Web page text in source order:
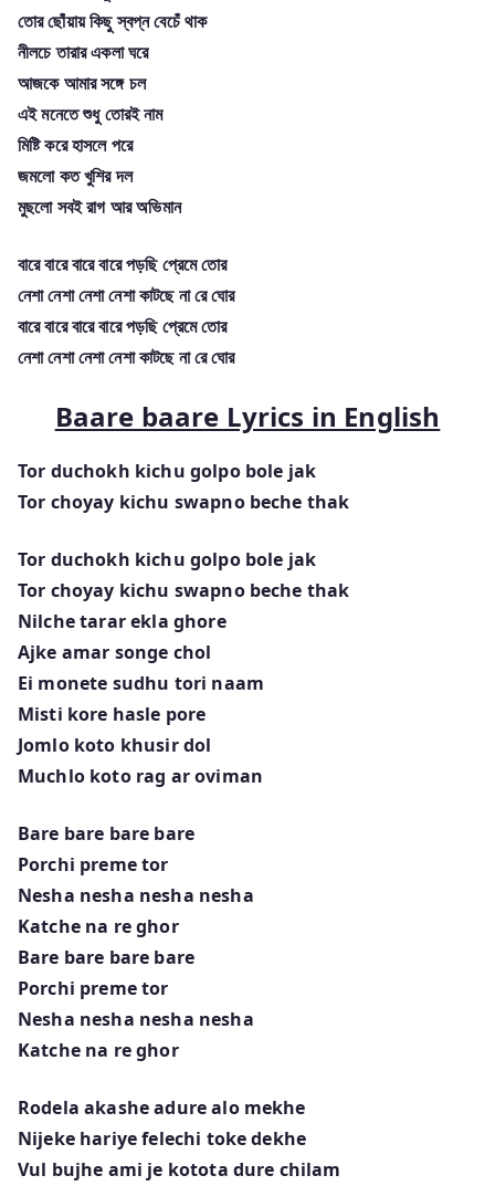
তোর ছোঁয়ায় কিছু স্বপ্ন বেচেঁ থাক
নীলচে তারার একলা ঘরে
আজকে আমার সঙ্গে চল
এই মনেতে শুধু তোরই নাম
মিষ্টি করে হাসলে পরে
জমলো কত খুশির দল
মুছলো সবই রাগ আর অভিমান
বারে বারে বারে বারে পড়ছি প্রেমে তোর
নেশা নেশা নেশা নেশা কাটছে না রে ঘোর
বারে বারে বারে বারে পড়ছি প্রেমে তোর
নেশা নেশা নেশা নেশা কাটছে না রে ঘোর
Baare baare Lyrics in English
Tor duchokh kichu golpo bole jak
Tor choyay kichu swapno beche thak
Tor duchokh kichu golpo bole jak
Tor choyay kichu swapno beche thak
Nilche tarar ekla ghore
Ajke amar songe chol
Ei monete sudhu tori naam
Misti kore hasle pore
Jomlo koto khusir dol
Muchlo koto rag ar oviman
Bare bare bare bare
Porchi preme tor
Nesha nesha nesha nesha
Katche na re ghor
Bare bare bare bare
Porchi preme tor
Nesha nesha nesha nesha
Katche na re ghor
Rodela akashe adure alo mekhe
Nijeke hariye felechi toke dekhe
Vul bujhe ami je kotota dure chilam